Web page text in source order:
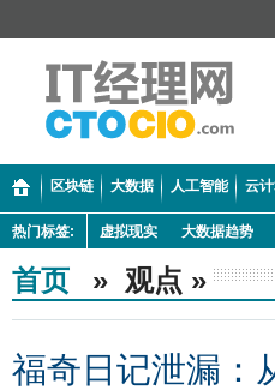
区块链 大数据 人工智能 云
热门标签: 虚拟现实 大数据趋势
首页 » 观点 »
福奇日记泄漏：